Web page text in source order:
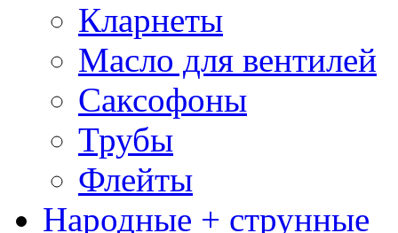
Кларнеты
Масло для вентилей
Саксофоны
Трубы
Флейты
Народные + струнные